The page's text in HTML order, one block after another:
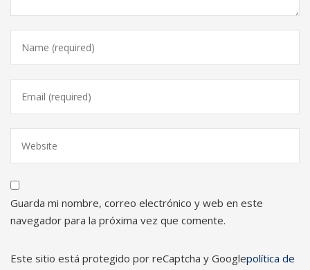
Guarda mi nombre, correo electrónico y web en este
navegador para la próxima vez que comente.
Este sitio está protegido por reCaptcha y Googlepolítica de